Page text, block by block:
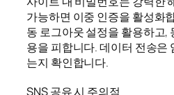
가능하면 이중 인증을 활성화
동 로그아웃 설정을 활용하고,
용을 피합니다. 데이터 전송은
는지 확인합니다.
SNS 공유 시 주의점